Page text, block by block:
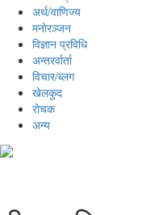
अर्थ/वाणिज्य
मनाेरञ्जन
विज्ञान प्रविधि
अन्तरर्वार्ता
विचार/ब्लग
खेलकुद
रोचक
अन्य